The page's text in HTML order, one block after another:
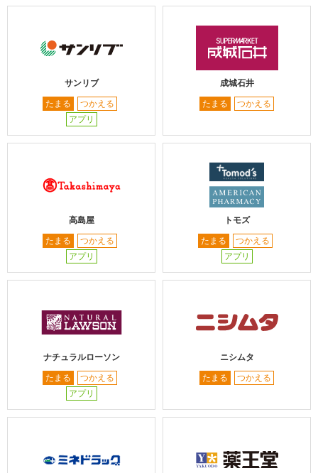
サンリブ
たまる
つかえる
アプリ
成城石井
たまる つかえる
高島屋
たまる
つかえる
アプリ
トモズ
たまる
つかえる
アプリ
ナチュラルローソン
たまる
つかえる
アプリ
ニシムタ
たまる つかえる